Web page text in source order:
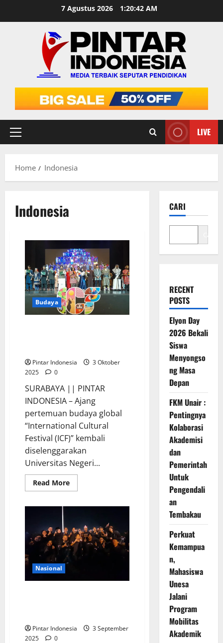
7 Agustus 2026 1:20:42 AM
Primary
LIVE
Home Indonesia
Indonesia
Budaya
Pintar Indonesia
3 Oktober
2025
0
SURABAYA || PINTAR
INDONESIA – Ajang
pertemuan budaya global
“International Cultural
Festival (ICF)” kembali
diselenggarakan
Universitas Negeri...
Read MoreRead
more
International
Cultural
Festival
2025
Nasional
Pintar Indonesia
3 September
2025
0
CARI
Cari
RECENT
POSTS
Elyon Day
2026 Bekali
Siswa
Menyongso
ng Masa
Depan
FKM Unair :
Pentingnya
Kolaborasi
Akademisi
dan
Pemerintah
Untuk
Pengendali
an
Tembakau
Perkuat
Kemampua
n,
Mahasiswa
Unesa
Jalani
Program
Mobilitas
Akademik